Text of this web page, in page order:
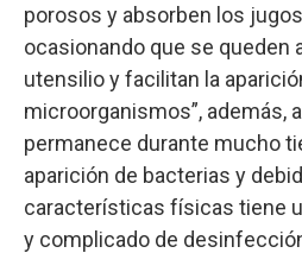
porosos y absorben los
ocasionando que se queden
utensilio y facilitan la
microorganismos”, además,
permanece durante mucho
aparición de bacterias y
características físicas tiene
y complicado de